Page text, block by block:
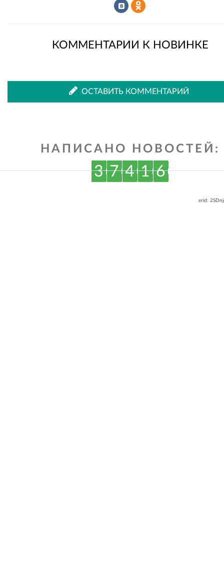
КОММЕНТАРИИ К НОВИНКЕ
ОСТАВИТЬ КОММЕНТАРИЙ
НАПИСАНО НОВОСТЕЙ:
3 7 4 1 6
erid: